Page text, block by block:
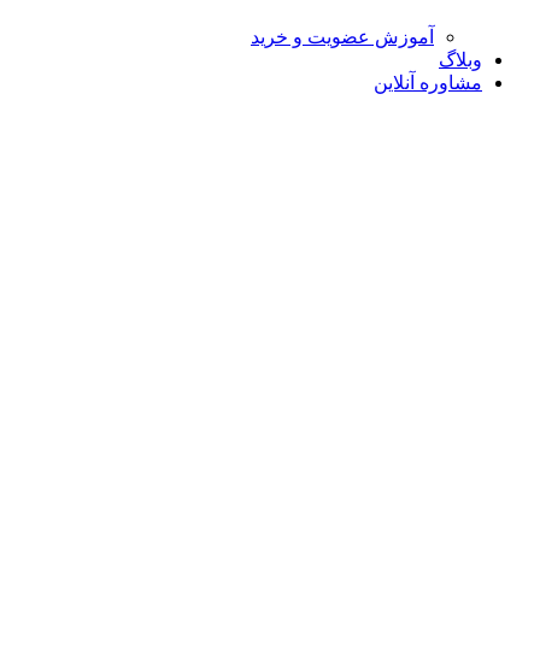
آموزش عضویت و خرید
وبلاگ
مشاوره آنلاین